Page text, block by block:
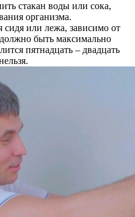
стакан воды или сока,
организма.
сидя или лежа, зависимо от
быть максимально
пятнадцать – двадцать